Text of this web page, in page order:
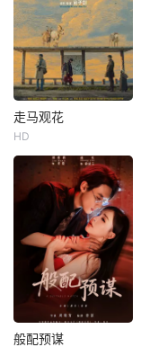
走马观花
HD
般配预谋